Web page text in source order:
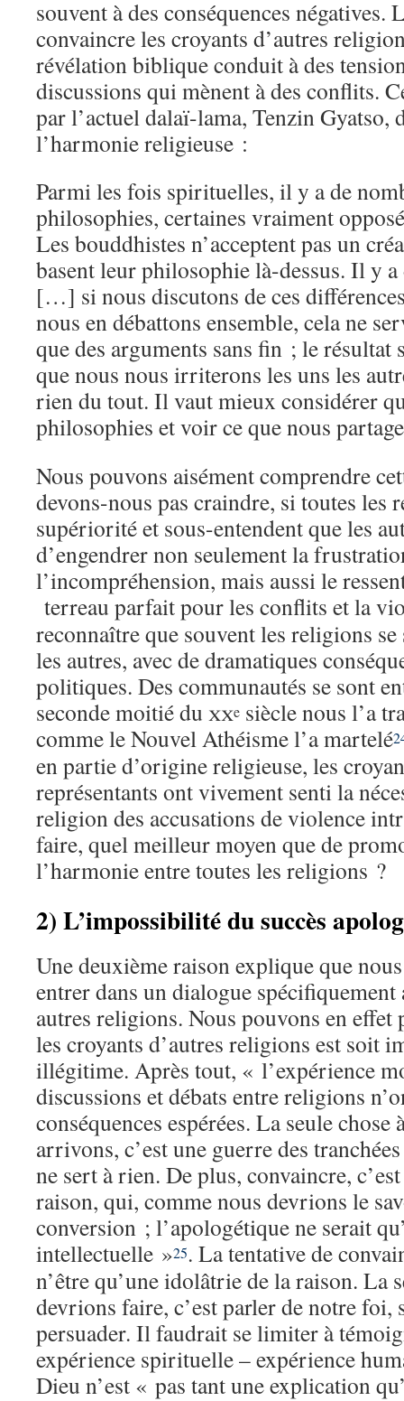
souvent à des conséquences négatives.
convaincre les croyants d’autres
révélation biblique conduit à des
discussions qui mènent à des conflits.
par l’actuel dalaï-lama, Tenzin Gyatso,
l’harmonie religieuse :
Parmi les fois spirituelles, il y a de
philosophies, certaines vraiment
Les bouddhistes n’acceptent pas un
basent leur philosophie là-dessus. Il y
[…] si nous discutons de ces
nous en débattons ensemble, cela ne
que des arguments sans fin ; le résultat
que nous nous irriterons les uns les
rien du tout. Il vaut mieux considérer
philosophies et voir ce que nous
Nous pouvons aisément comprendre
devons-nous pas craindre, si toutes
supériorité et sous-entendent que les
d’engendrer non seulement la
l’incompréhension, mais aussi le
terreau parfait pour les conflits et la
reconnaître que souvent les religions se
les autres, avec de dramatiques
politiques. Des communautés se sont
seconde moitié du xxe siècle nous l’a
comme le Nouvel Athéisme l’a martelé
en partie d’origine religieuse, les
représentants ont vivement senti la
religion des accusations de violence
faire, quel meilleur moyen que de
l’harmonie entre toutes les religions ?
2) L’impossibilité du succès
Une deuxième raison explique que
entrer dans un dialogue spécifiquement
autres religions. Nous pouvons en effet
les croyants d’autres religions est soit
illégitime. Après tout, « l’expérience
discussions et débats entre religions
conséquences espérées. La seule chose
arrivons, c’est une guerre des
ne sert à rien. De plus, convaincre,
raison, qui, comme nous devrions le
conversion ; l’apologétique ne serait
intellectuelle »25. La tentative de
n’être qu’une idolâtrie de la raison. La
devrions faire, c’est parler de notre foi,
persuader. Il faudrait se limiter à
expérience spirituelle – expérience
Dieu n’est « pas tant une explication